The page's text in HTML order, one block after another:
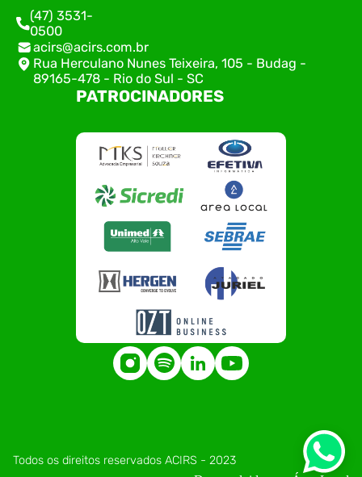
(47) 3531-
0500
acirs@acirs.com.br
Rua Herculano Nunes Teixeira, 105 - Budag -
89165-478 - Rio do Sul - SC
PATROCINADORES
Todos os direitos reservados ACIRS - 2023